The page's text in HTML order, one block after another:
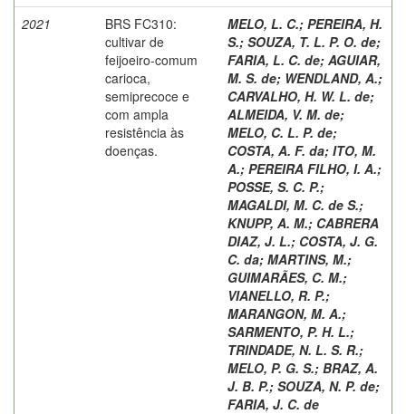
2021
BRS FC310:
cultivar de
feijoeiro-comum
carioca,
semiprecoce e
com ampla
resistência às
doenças.
MELO, L. C.; PEREIRA, H.
S.; SOUZA, T. L. P. O. de;
FARIA, L. C. de; AGUIAR,
M. S. de; WENDLAND, A.;
CARVALHO, H. W. L. de;
ALMEIDA, V. M. de;
MELO, C. L. P. de;
COSTA, A. F. da; ITO, M.
A.; PEREIRA FILHO, I. A.;
POSSE, S. C. P.;
MAGALDI, M. C. de S.;
KNUPP, A. M.; CABRERA
DIAZ, J. L.; COSTA, J. G.
C. da; MARTINS, M.;
GUIMARÃES, C. M.;
VIANELLO, R. P.;
MARANGON, M. A.;
SARMENTO, P. H. L.;
TRINDADE, N. L. S. R.;
MELO, P. G. S.; BRAZ, A.
J. B. P.; SOUZA, N. P. de;
FARIA, J. C. de